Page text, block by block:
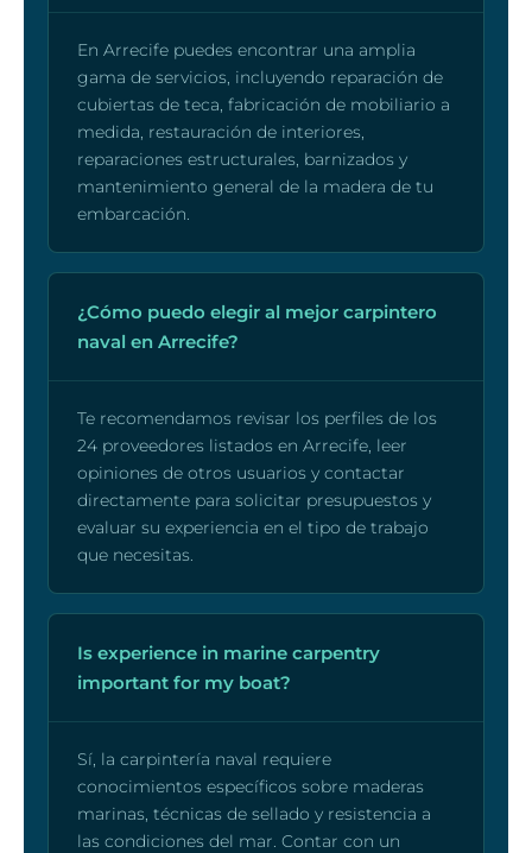
En Arrecife puedes encontrar una amplia
gama de servicios, incluyendo reparación de
cubiertas de teca, fabricación de mobiliario a
medida, restauración de interiores,
reparaciones estructurales, barnizados y
mantenimiento general de la madera de tu
embarcación.
¿Cómo puedo elegir al mejor carpintero
naval en Arrecife?
Te recomendamos revisar los perfiles de los
24 proveedores listados en Arrecife, leer
opiniones de otros usuarios y contactar
directamente para solicitar presupuestos y
evaluar su experiencia en el tipo de trabajo
que necesitas.
Is experience in marine carpentry
important for my boat?
Sí, la carpintería naval requiere
conocimientos específicos sobre maderas
marinas, técnicas de sellado y resistencia a
las condiciones del mar. Contar con un